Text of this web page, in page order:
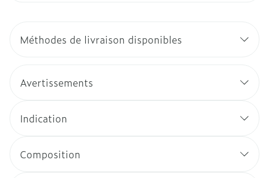
Méthodes de livraison disponibles
Avertissements
Indication
Composition